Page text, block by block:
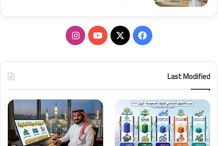
ك
T
u
ق
ر
Last Modified